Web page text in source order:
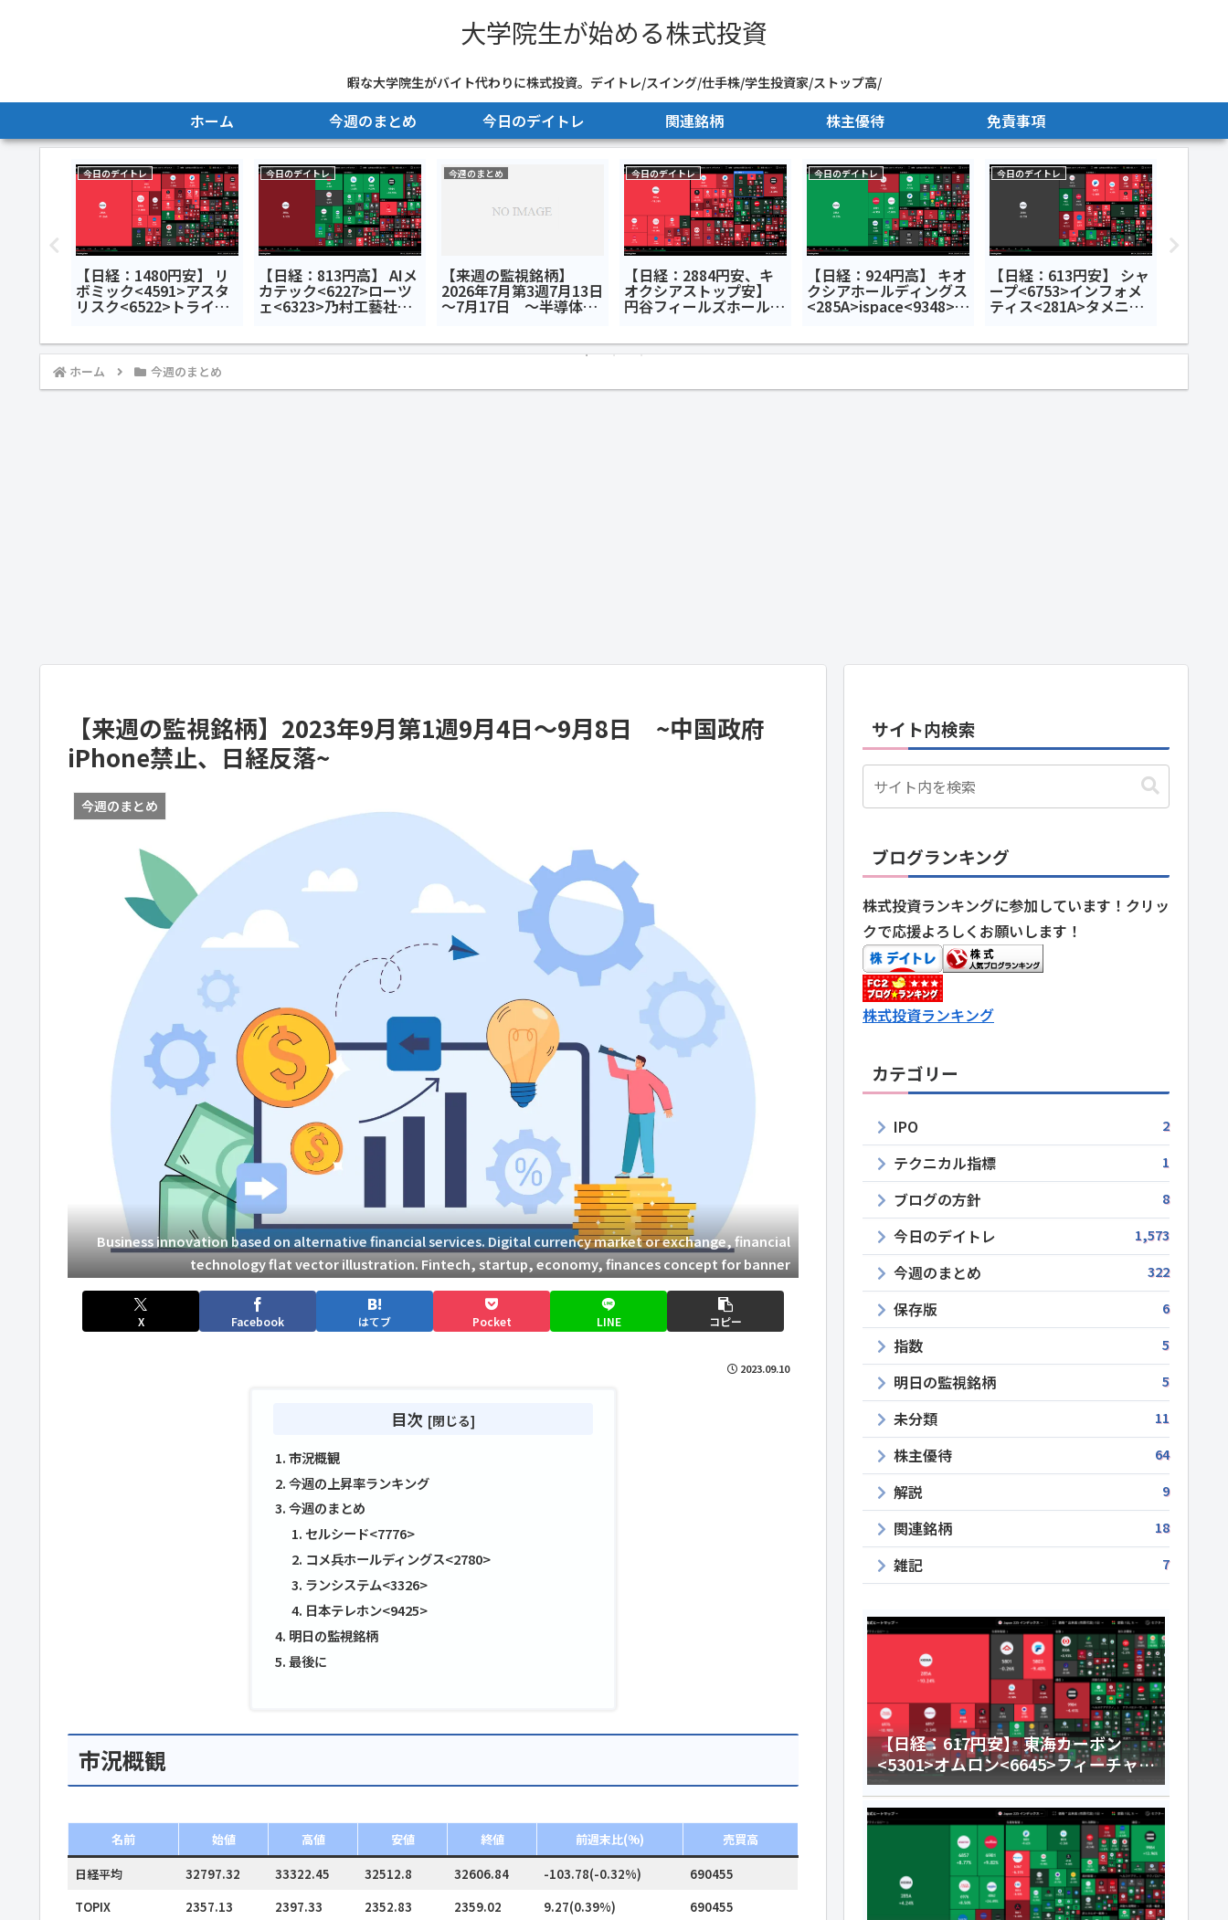
大学院生が始める株式投資
暇な大学院生がバイト代わりに株式投資。デイトレ/スイング/仕手株/学生投資家/ストップ高/
ホーム 今週のまとめ 今日のデイトレ 関連銘柄 株主優待 免責事項
韓
今日のデイトレ
【日経：1480円安】 リ
ボミック<4591>アスタ
リスク<6522>トライア
ルホールディングス
月7日
今日のデイトレ
【日経：813円高】 AIメ
カテック<6227>ローツ
ェ<6323>乃村工藝社
<9716>今日のデイトレ7
今週のまとめ
【来週の監視銘柄】
2026年7月第3週7月13日
～7月17日 ～半導体半
今日のデイトレ
【日経：2884円安、キ
オクシアストップ安】
円谷フィールズホールデ
ィングス<2767>キオク
<285A>SBIグローバル
今日のデイトレ
【日経：924円高】 キオ
クシアホールディングス
<285A>ispace<9348>小
田原機器<7314>今日の
今日のデイトレ
【日経：613円安】 シャ
ープ<6753>インフォメ
ティス<281A>タメニー
<6181>今日のデイトレ6
ホーム 今週のまとめ
【来週の監視銘柄】2023年9月第1週9月4日～9月8日 ~中国政府
iPhone禁止、日経反落~
今週のまとめ
Business innovation based on alternative financial services. Digital currency market or exchange, financial
technology flat vector illustration. Fintech, startup, economy, finances concept for banner
X Facebook はてブ Pocket LINE コピー
2023.09.10
目次
市況概観
今週の上昇率ランキング
今週のまとめ
セルシード<7776>
コメ兵ホールディングス<2780>
ランシステム<3326>
日本テレホン<9425>
明日の監視銘柄
最後に
市況概観
名前 始値 高値 安値 終値 前週末比(%)
売買高
日経平均
32797.32 33322.45 32512.8 32606.84 -103.78(-0.32%)
690455
TOPIX
2357.13 2397.33 2352.83 2359.02 9.27(0.39%)
690455
サイト内検索
ブログランキング
株式投資ランキングに参加しています！クリッ
クで応援よろしくお願いします！
株式投資ランキング
カテゴリー
IPO 2
テクニカル指標 1
ブログの方針 8
今日のデイトレ 1,573
今週のまとめ 322
保存版 6
指数 5
明日の監視銘柄 5
未分類 11
株主優待 64
解説 9
関連銘柄 18
雑記 7
【日経：617円安】 東海カーボン
<5301>オムロン<6645>フィーチャ
<4052>今日のデイトレ8月6日